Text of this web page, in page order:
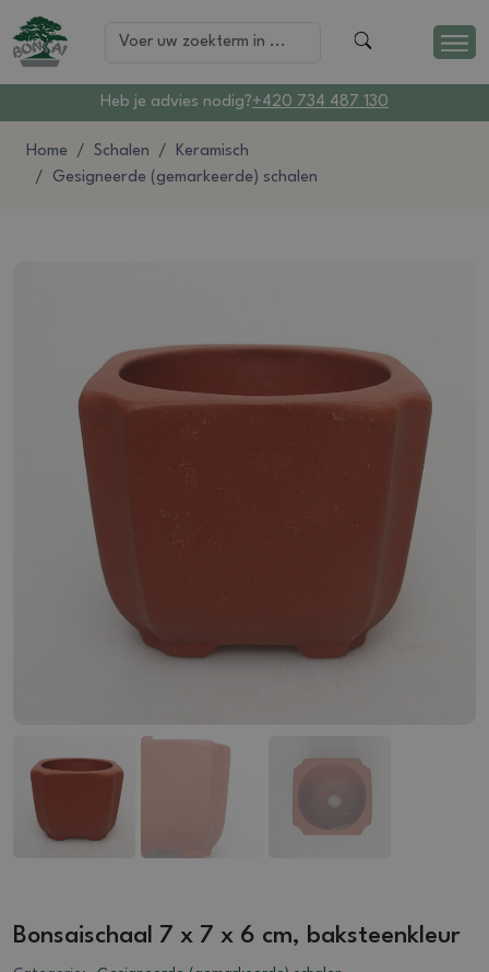
Heb je advies nodig?+420 734 487 130
Home Schalen
Keramisch
Gesigneerde (gemarkeerde) schalen
Bonsaischaal 7 x 7 x 6 cm, baksteenkleur